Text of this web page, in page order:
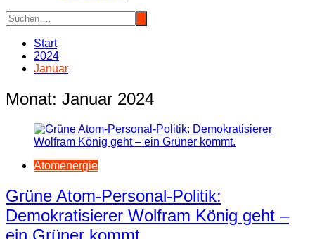
Start
2024
Januar
Monat: Januar 2024
Atomenergie
Grüne Atom-Personal-Politik:
Demokratisierer Wolfram König geht –
ein Grüner kommt.